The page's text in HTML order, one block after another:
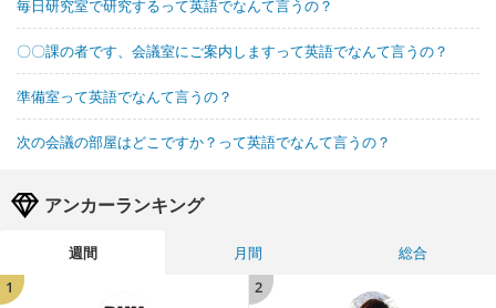
毎日研究室で研究するって英語でなんて言うの？
〇〇課の者です、会議室にご案内しますって英語でなんて言うの？
準備室って英語でなんて言うの？
次の会議の部屋はどこですか？って英語でなんて言うの？
アンカーランキング
週間 月間
総合
1
2